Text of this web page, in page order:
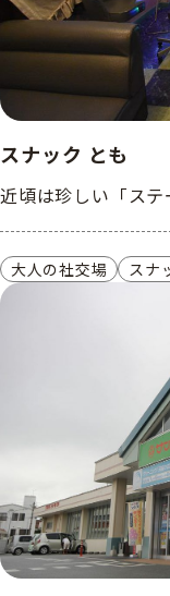
スナック とも
近頃は珍しい「ステ
大人の社交場 スナ